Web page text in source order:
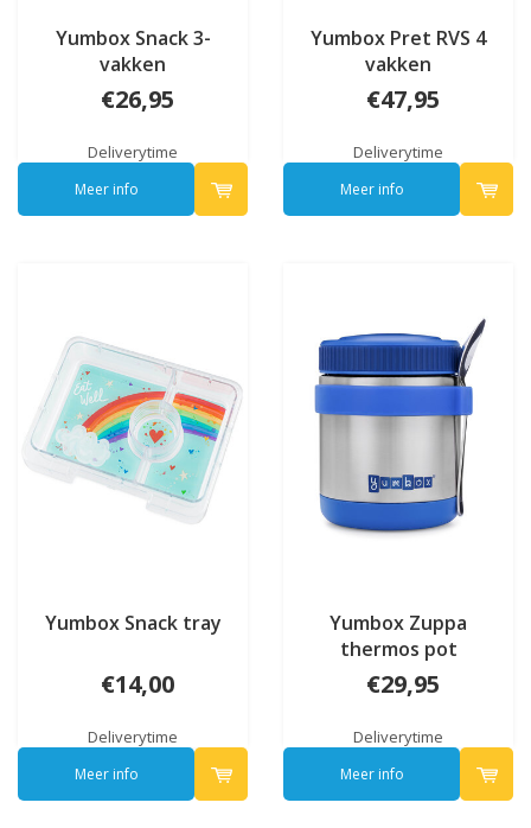
Yumbox Snack 3-
vakken
€26,95
Deliverytime
Meer info
Yumbox Pret RVS 4
vakken
€47,95
Deliverytime
Meer info
Yumbox Snack tray
€14,00
Deliverytime
Meer info
Yumbox Zuppa
thermos pot
€29,95
Deliverytime
Meer info